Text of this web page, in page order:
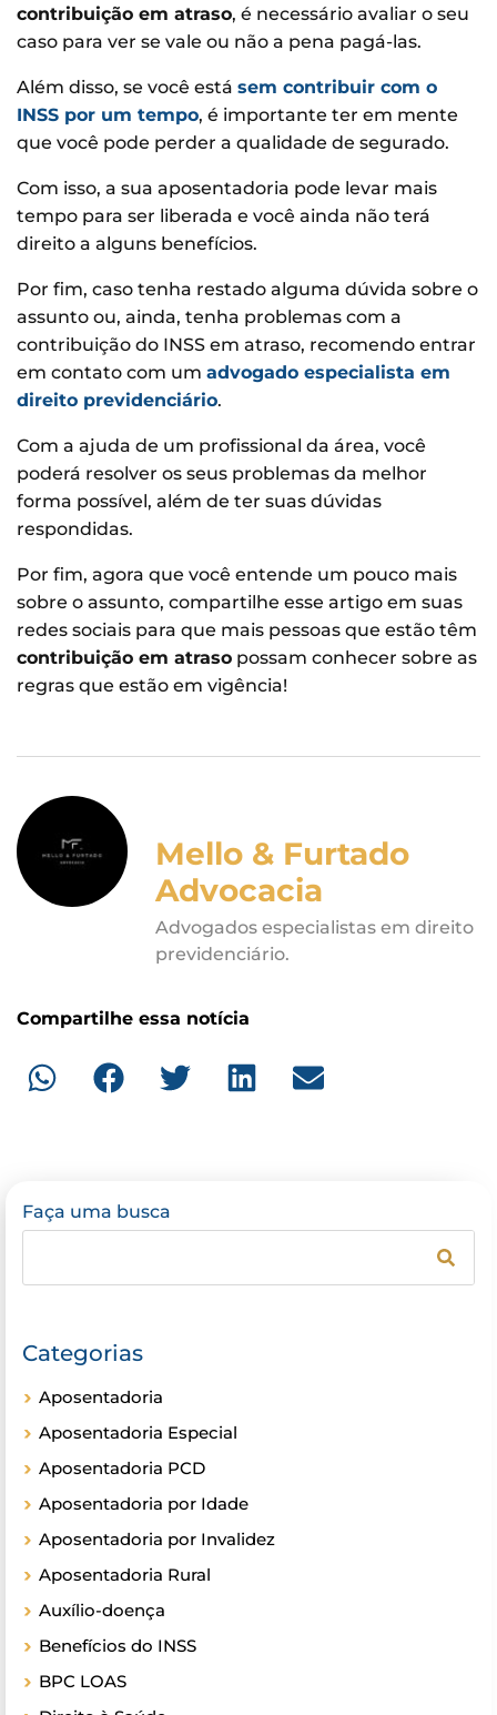
contribuição em atraso, é necessário avaliar o seu
caso para ver se vale ou não a pena pagá-las.
Além disso, se você está sem contribuir com o
INSS por um tempo, é importante ter em mente
que você pode perder a qualidade de segurado.
Com isso, a sua aposentadoria pode levar mais
tempo para ser liberada e você ainda não terá
direito a alguns benefícios.
Por fim, caso tenha restado alguma dúvida sobre o
assunto ou, ainda, tenha problemas com a
contribuição do INSS em atraso, recomendo entrar
em contato com um advogado especialista em
direito previdenciário.
Com a ajuda de um profissional da área, você
poderá resolver os seus problemas da melhor
forma possível, além de ter suas dúvidas
respondidas.
Por fim, agora que você entende um pouco mais
sobre o assunto, compartilhe esse artigo em suas
redes sociais para que mais pessoas que estão têm
contribuição em atraso possam conhecer sobre as
regras que estão em vigência!
Mello & Furtado
Advocacia
Advogados especialistas em direito
previdenciário.
Compartilhe essa notícia
Faça uma busca
Categorias
Aposentadoria
Aposentadoria Especial
Aposentadoria PCD
Aposentadoria por Idade
Aposentadoria por Invalidez
Aposentadoria Rural
Auxílio-doença
Benefícios do INSS
BPC LOAS